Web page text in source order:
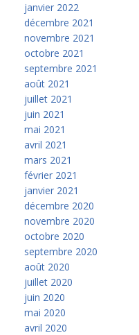
janvier 2022
décembre 2021
novembre 2021
octobre 2021
septembre 2021
août 2021
juillet 2021
juin 2021
mai 2021
avril 2021
mars 2021
février 2021
janvier 2021
décembre 2020
novembre 2020
octobre 2020
septembre 2020
août 2020
juillet 2020
juin 2020
mai 2020
avril 2020